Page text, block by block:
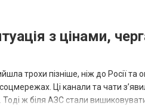
з цінами,
трохи пізніше, ніж до Росії
Ці канали та чати
ж біля АЗС стали